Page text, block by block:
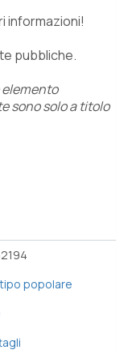
informazioni!
pubbliche.
sono solo a titolo
popolare